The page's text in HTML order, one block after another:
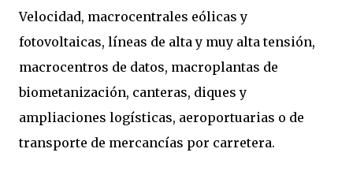
Velocidad, macrocentrales eólicas y
fotovoltaicas, líneas de alta y muy alta tensión,
macrocentros de datos, macroplantas de
biometanización, canteras, diques y
ampliaciones logísticas, aeroportuarias o de
transporte de mercancías por carretera.